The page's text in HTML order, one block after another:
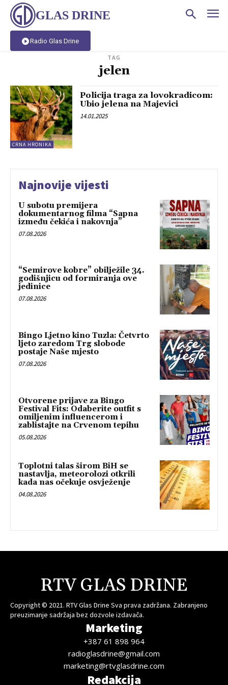
GLAS DRINE
Radio Glas Drine
TAG
jelen
CRNA HRONIKA
Policija traga za lovokradicom:
Ubio jelena na Majevici
14.01.2025
Najnovije vijesti
U subotu premijera
dokumentarnog filma “Sapna
između čekića i nakovnja”
07.08.2026
“Semirove kobre” obilježile 34.
godišnjicu od formiranja ove
jedinice
07.08.2026
Bingo Ljetno kino Tuzla: Četvrto
ljeto zaredom Trg slobode
postaje Naše mjesto
07.08.2026
Otvorene prijave za Bingo
Festival Fits: Odaberite outfit s
omiljenim influencerom i
zablistajte na Crvenom tepihu
05.08.2026
Toplotni talas širom BiH se
nastavlja, meteorolozi otkrili
kada nas očekuje osvježenje
04.08.2026
RTV GLAS DRINE
Copyright © 2021. RTV Glas Drine Sva prava zadržana. Zabranjeno
preuzimanje sadržaja bez dozvole izdavača.
Marketing
+387 61 898 964
radioglasdrine@gmail.com
marketing@rtvglasdrine.com
Redakcija